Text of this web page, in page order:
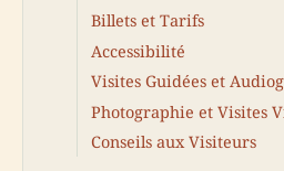
Billets et Tarifs
Accessibilité
Visites Guidées et
Photographie et Visites
Conseils aux Visiteurs